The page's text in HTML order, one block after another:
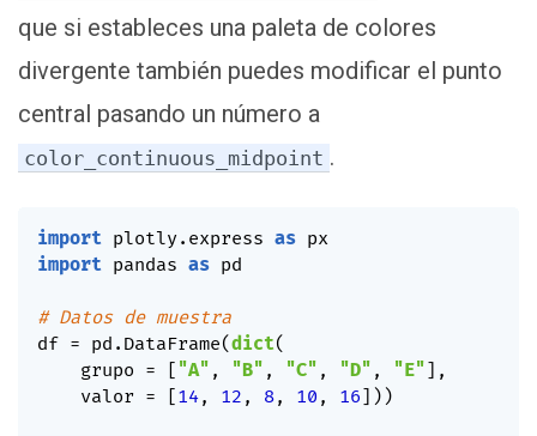
que si estableces una paleta de colores
divergente también puedes modificar el punto
central pasando un número a
color_continuous_midpoint .
import plotly. express as
import pandas as pd
# Datos de muestra
df = pd . DataFrame(dict(
    grupo
= [ "A" , "B" , "C" , "D" , "E"] ,
    valor
= [14, 12 , 8, 10 , 16] ) )